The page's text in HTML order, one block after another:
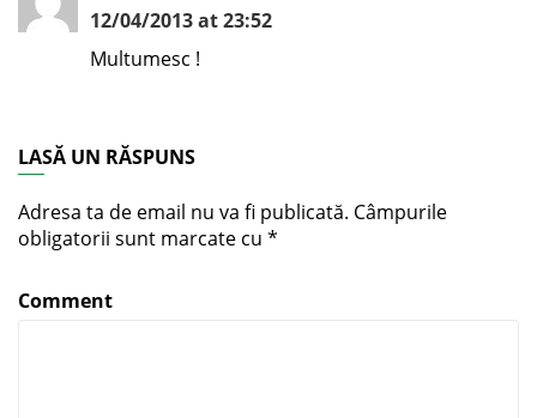
12/04/2013 at 23:52
Multumesc !
LASĂ UN RĂSPUNS
Adresa ta de email nu va fi publicată. Câmpurile
obligatorii sunt marcate cu *
Comment